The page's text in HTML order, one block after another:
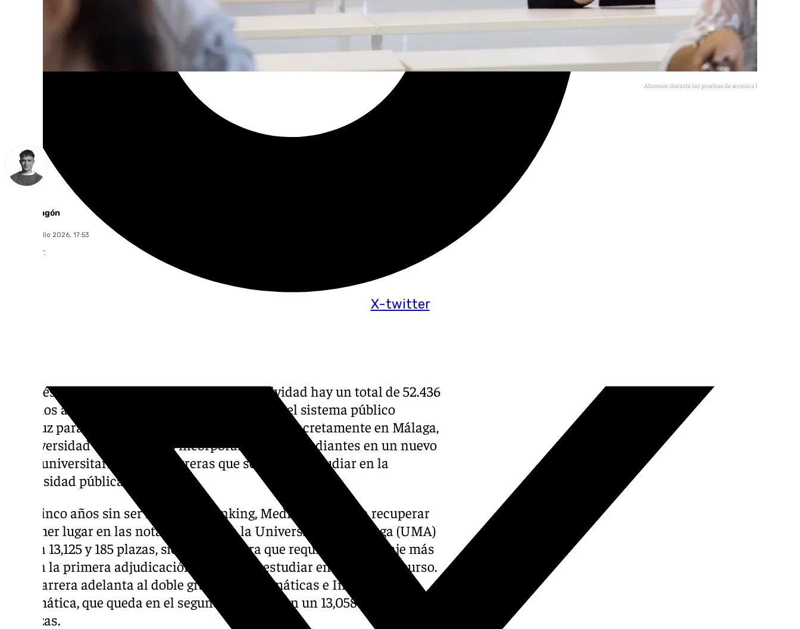
X-twitter
Alumnos durante las pruebas de acceso a la Universidad
Jorge Aragón
viernes, 3 julio 2026, 17:53
Compartir:
Después de un largo curso escolar y la selectividad hay un total de 52.436
alumnos andaluces que han sido admitidos en el sistema público
andaluz para estudiar un grado universitario. Concretamente en Málaga,
la universidad tiene previsto incorporar a 8.180 estudiantes en un nuevo
curso universitario por las carreras que se pueden estudiar en la
universidad pública.
Tras cinco años sin ser líder en el ranking, Medicina vuelve a recuperar
el primer lugar en las notas de corte en la Universidad de Málaga (UMA)
con un 13,125 y 185 plazas, siendo la carrera que requiere un puntaje más
alto en la primera adjudicación para poder estudiar en el próximo curso.
Esta carrera adelanta al doble grado de Matemáticas e Ingeniería
Informática, que queda en el segundo puesto, con un 13,058 con tan solo
17 plazas.